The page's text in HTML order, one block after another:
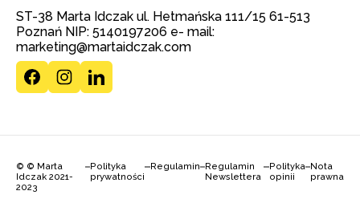
ST-38 Marta Idczak ul. Hetmańska 111/15 61-513
Poznań NIP: 5140197206 e- mail:
marketing@martaidczak.com
© © Marta
Idczak 2021-
2023
Polityka
prywatności
Regulamin
Regulamin
Newslettera
Polityka
opinii
Nota
prawna